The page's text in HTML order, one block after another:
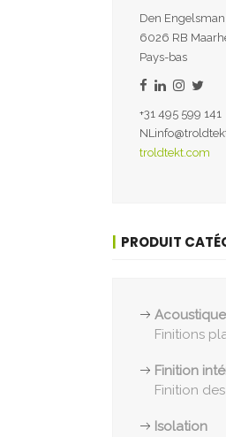
Den
6026 RB
Pays-bas
+31 495 599 141
troldtekt.com
PRODUIT
Acoustique
Finitions
Finition
Finition
Isolation